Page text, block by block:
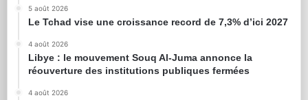
5 août 2026
Le Tchad vise une croissance record de 7,3% d’ici 2027
4 août 2026
Libye : le mouvement Souq Al-Juma annonce la
réouverture des institutions publiques fermées
4 août 2026